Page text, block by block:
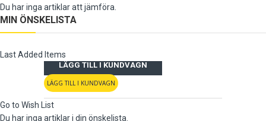
Du har inga artiklar att jämföra.
MIN ÖNSKELISTA
Last Added Items
LÄGG TILL I KUNDVAGN
LÄGG TILL I KUNDVAGN
Go to Wish List
Du har inga artiklar i din önskelista.